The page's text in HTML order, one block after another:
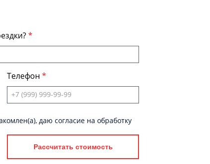
Телефон
даю согласие на обработку
Рассчитать стоимость